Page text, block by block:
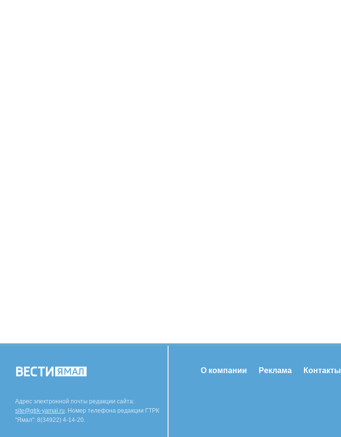
Адрес электронной почты редакции сайта:
site@gtrk-yamal.ru. Номер телефона редакции ГТРК
"Ямал": 8(34922) 4-14-20.
О компании Реклама Контакты